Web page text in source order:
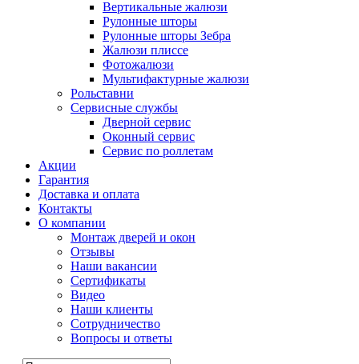
Вертикальные жалюзи
Рулонные шторы
Рулонные шторы Зебра
Жалюзи плиссе
Фотожалюзи
Мультифактурные жалюзи
Рольставни
Сервисные службы
Дверной сервис
Оконный сервис
Сервис по роллетам
Акции
Гарантия
Доставка и оплата
Контакты
О компании
Монтаж дверей и окон
Отзывы
Наши вакансии
Сертификаты
Видео
Наши клиенты
Сотрудничество
Вопросы и ответы